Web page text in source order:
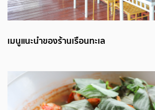
เมนูแนะนำของร้านเรือนทะเล